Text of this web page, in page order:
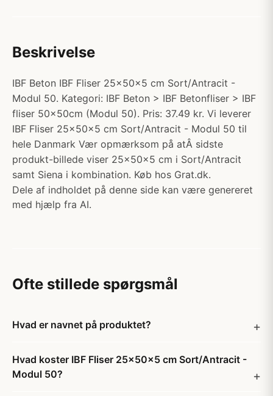
Beskrivelse
IBF Beton IBF Fliser 25x50x5 cm Sort/Antracit -
Modul 50. Kategori: IBF Beton > IBF Betonfliser > IBF
fliser 50x50cm (Modul 50). Pris: 37.49 kr. Vi leverer
IBF Fliser 25x50x5 cm Sort/Antracit - Modul 50 til
hele Danmark Vær opmærksom på atÂ sidste
produkt-billede viser 25x50x5 cm i Sort/Antracit
samt Siena i kombination. Køb hos Grat.dk.
Dele af indholdet på denne side kan være genereret
med hjælp fra AI.
Ofte stillede spørgsmål
Hvad er navnet på produktet?
Hvad koster IBF Fliser 25x50x5 cm Sort/Antracit -
Modul 50?